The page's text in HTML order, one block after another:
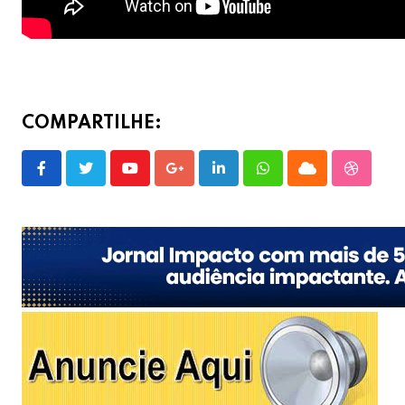
COMPARTILHE:
YoutubeGoogle+LinkedInWhatsappCloud